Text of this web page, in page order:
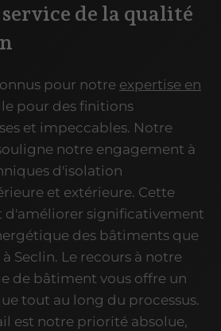
de la qualité
pour notre expertise en
pour des finitions
et impeccables. Notre
notre engagement à
d'isolation
et extérieure. Cette
d'améliorer significativement
des bâtiments que
Seclin. Le recours à notre
de bâtiment vous offre un
tout au long du processus.
est notre priorité absolue,